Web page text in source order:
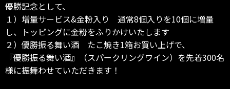
優勝記念として、
１）増量サービス&金粉入り 通常8個入りを10個に増量
し、トッピングに金粉をふりかけいたします
２）優勝振る舞い酒 たこ焼き1箱お買い上げで、
『優勝振る舞い酒』（スパークリングワイン）を先着300名
様に振舞わせていただきます！